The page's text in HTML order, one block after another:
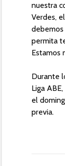
nuestra
Verdes,
debemos
permita
Estamos
Durante
Liga
el
previa.